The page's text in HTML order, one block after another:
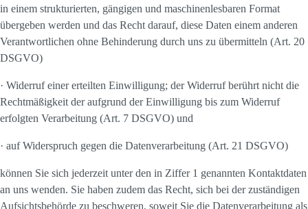
in einem strukturierten, gängigen und maschinenlesbaren Format
übergeben werden und das Recht darauf, diese Daten einem anderen
Verantwortlichen ohne Behinderung durch uns zu übermitteln (Art. 20
DSGVO)
· Widerruf einer erteilten Einwilligung; der Widerruf berührt nicht die
Rechtmäßigkeit der aufgrund der Einwilligung bis zum Widerruf
erfolgten Verarbeitung (Art. 7 DSGVO) und
· auf Widerspruch gegen die Datenverarbeitung (Art. 21 DSGVO)
können Sie sich jederzeit unter den in Ziffer 1 genannten Kontaktdaten
an uns wenden. Sie haben zudem das Recht, sich bei der zuständigen
Aufsichtsbehörde zu beschweren, soweit Sie die Datenverarbeitung als